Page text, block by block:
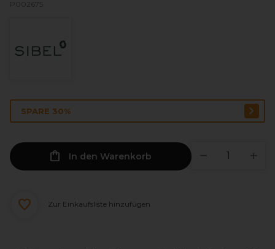
P002675
SPARE 30%
In den Warenkorb
Zur Einkaufsliste hinzufügen